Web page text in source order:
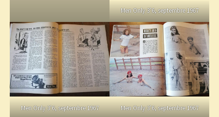
Men Only 3’6, septembre 1967
Men Only 3’6, septembre 1967 Men Only 3’6, septembre 1967